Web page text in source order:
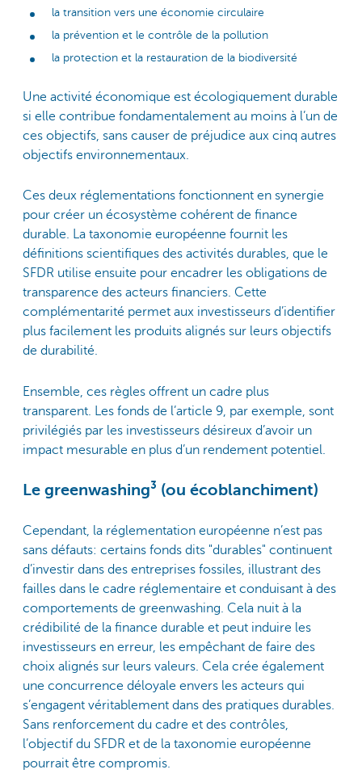
la transition vers une économie circulaire
la prévention et le contrôle de la pollution
la protection et la restauration de la biodiversité
Une activité économique est écologiquement durable
si elle contribue fondamentalement au moins à l’un de
ces objectifs, sans causer de préjudice aux cinq autres
objectifs environnementaux.
Ces deux réglementations fonctionnent en synergie
pour créer un écosystème cohérent de finance
durable. La taxonomie européenne fournit les
définitions scientifiques des activités durables, que le
SFDR utilise ensuite pour encadrer les obligations de
transparence des acteurs financiers. Cette
complémentarité permet aux investisseurs d’identifier
plus facilement les produits alignés sur leurs objectifs
de durabilité.
Ensemble, ces règles offrent un cadre plus
transparent. Les fonds de l’article 9, par exemple, sont
privilégiés par les investisseurs désireux d’avoir un
impact mesurable en plus d’un rendement potentiel.
Le greenwashing³ (ou écoblanchiment)
Cependant, la réglementation européenne n’est pas
sans défauts: certains fonds dits "durables" continuent
d’investir dans des entreprises fossiles, illustrant des
failles dans le cadre réglementaire et conduisant à des
comportements de greenwashing. Cela nuit à la
crédibilité de la finance durable et peut induire les
investisseurs en erreur, les empêchant de faire des
choix alignés sur leurs valeurs. Cela crée également
une concurrence déloyale envers les acteurs qui
s’engagent véritablement dans des pratiques durables.
Sans renforcement du cadre et des contrôles,
l’objectif du SFDR et de la taxonomie européenne
pourrait être compromis.